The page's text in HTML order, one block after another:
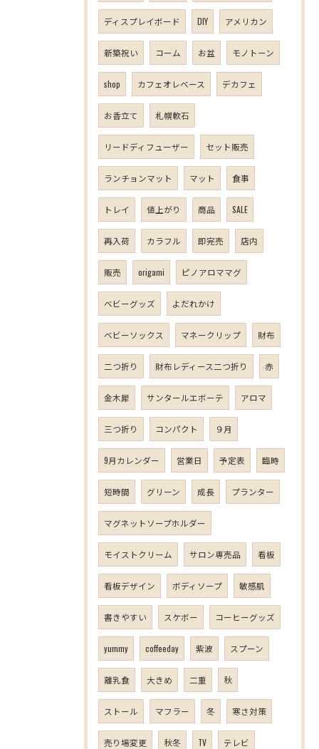
ディスプレイボード DIY アメリカン
新築祝い コーム お盆 モノトーン
shop カフェオレベース デカフェ
お香立て 札幌軟石
リードディフューザー セット販売
ランチョンマット マット 食事
トレイ 値上がり 商品 SALE
再入荷 カラフル 即完売 店内
販売 origami ピノアロママグ
ベビーグッズ よだれかけ
ベビーソックス マネークリップ 財布
二つ折り 財布レディース二つ折り 赤
金木犀 サンタールエボーテ アロマ
三つ折り コンパクト ９月
9月カレンダー 営業日 予定表 臨時
短時間 グリーン 成長 プランター
マグネットソープホルダー
モイストクリーム サロン専売品 看板
看板デザイン ボディソープ 敏感肌
書きやすい スケボー コーヒーグッズ
yummy coffeeday 紫波 スプーン
離乳食 大きめ 二重 秋
ストール マフラー 冬 寒さ対策
売り場変更 秋冬 TV テレビ